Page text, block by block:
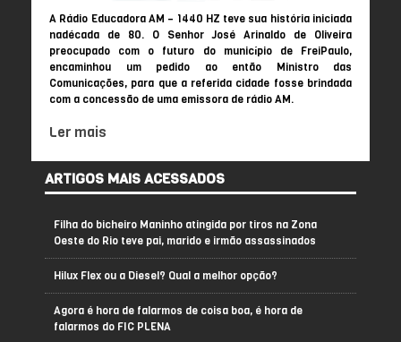
A Rádio Educadora AM – 1440 HZ teve sua história iniciada
nadécada de 80. O Senhor José Arinaldo de Oliveira
preocupado com o futuro do município de FreiPaulo,
encaminhou um pedido ao então Ministro das
Comunicações, para que a referida cidade fosse brindada
com a concessão de uma emissora de rádio AM.
Ler mais
ARTIGOS MAIS ACESSADOS
Filha do bicheiro Maninho atingida por tiros na Zona
Oeste do Rio teve pai, marido e irmão assassinados
Hilux Flex ou a Diesel? Qual a melhor opção?
Agora é hora de falarmos de coisa boa, é hora de
falarmos do FIC PLENA